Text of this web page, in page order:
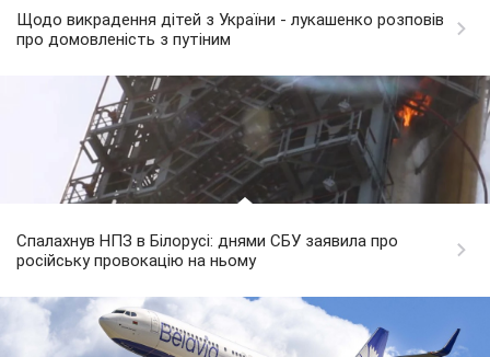
Щодо викрадення дітей з України - лукашенко розповів
про домовленість з путіним
Спалахнув НПЗ в Білорусі: днями СБУ заявила про
російську провокацію на ньому